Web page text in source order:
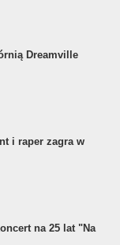
Dreamville
i raper zagra w
na 25 lat "Na